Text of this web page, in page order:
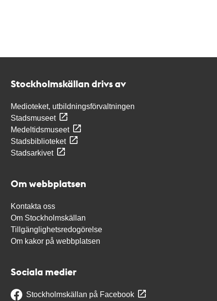
Stockholmskällan drivs av
Medioteket, utbildningsförvaltningen
Stadsmuseet
Medeltidsmuseet
Stadsbiblioteket
Stadsarkivet
Om webbplatsen
Kontakta oss
Om Stockholmskällan
Tillgänglighetsredogörelse
Om kakor på webbplatsen
Sociala medier
Stockholmskällan på Facebook